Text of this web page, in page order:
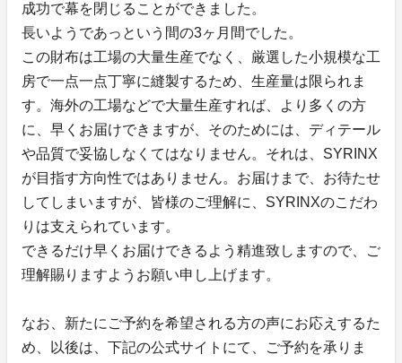
成功で幕を閉じることができました。
長いようであっという間の3ヶ月間でした。
この財布は工場の大量生産でなく、厳選した小規模な工
房で一点一点丁寧に縫製するため、生産量は限られま
す。海外の工場などで大量生産すれば、より多くの方
に、早くお届けできますが、そのためには、ディテール
や品質で妥協しなくてはなりません。それは、SYRINX
が目指す方向性ではありません。お届けまで、お待たせ
してしまいますが、皆様のご理解に、SYRINXのこだわ
りは支えられています。
できるだけ早くお届けできるよう精進致しますので、ご
理解賜りますようお願い申し上げます。
なお、新たにご予約を希望される方の声にお応えするた
め、以後は、下記の公式サイトにて、ご予約を承りま